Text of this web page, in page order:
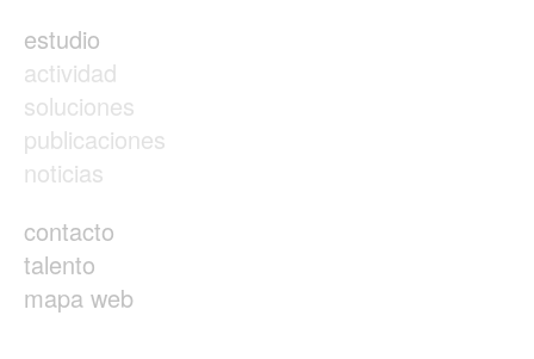
estudio
actividad
soluciones
publicaciones
noticias
contacto
talento
mapa web